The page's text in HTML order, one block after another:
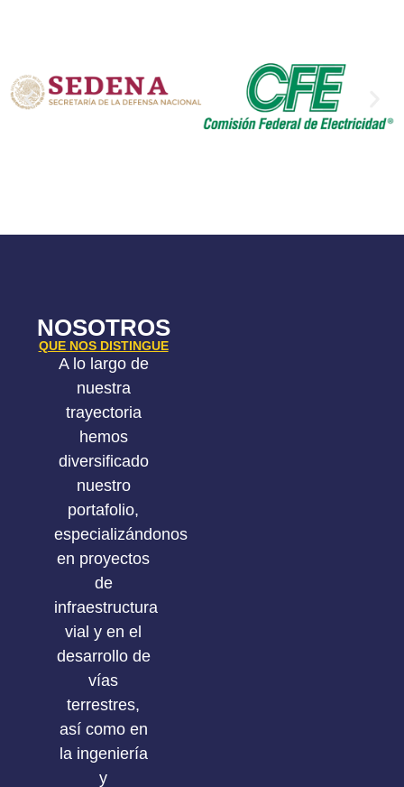
NOSOTROS
QUE NOS DISTINGUE
A lo largo de
nuestra
trayectoria
hemos
diversificado
nuestro
portafolio,
especializándonos
en proyectos
de
infraestructura
vial y en el
desarrollo de
vías
terrestres,
así como en
la ingeniería
y